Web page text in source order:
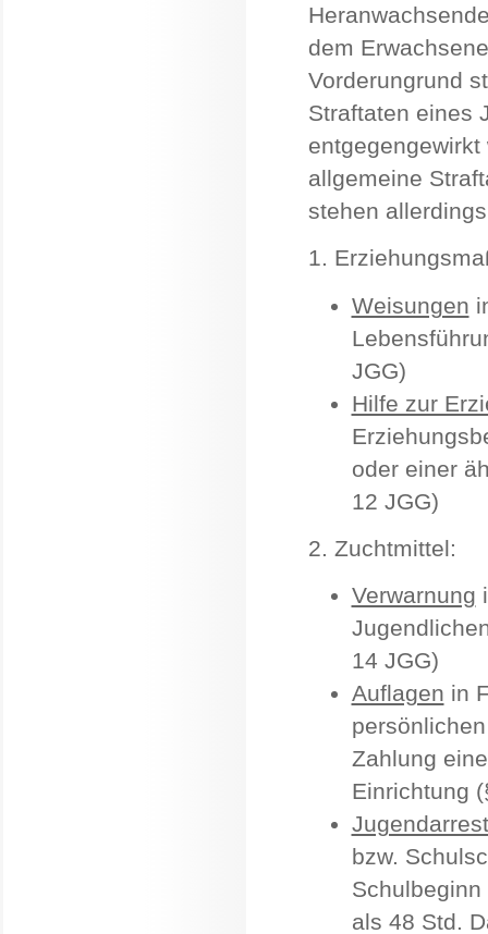
dem
Vorderungrund
Straftaten eines
allgemeine
stehen
1.
Weisungen
JGG)
Hilfe zur
oder einer
12 JGG)
2. Zuchtmittel:
Verwarnung
14 JGG)
Auflagen in
Zahlung
Einrichtung
Jugendarrest
bzw.
als 48 Std.